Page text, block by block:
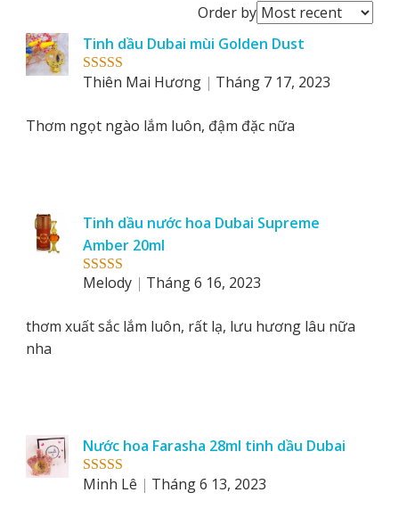
Order byOrder
by
Rated5 out
Tinh dầu Dubai mùi Golden Dust
Thiên Mai Hương
Tháng 7 17, 2023
Thơm ngọt ngào lắm luôn, đậm đặc nữa
Rated5out
Tinh dầu nước hoa Dubai Supreme
Amber 20ml
Melody
Tháng 6 16, 2023
thơm xuất sắc lắm luôn, rất lạ, lưu hương lâu nữa
nha
Rated 5out
Nước hoa Farasha 28ml tinh dầu Dubai
Minh Lê
Tháng 6 13, 2023